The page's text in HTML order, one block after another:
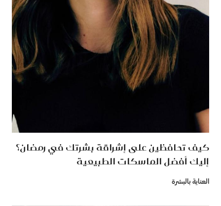
كيف تحافظين على إشراقة بشرتك في رمضان؟
إليك أفضل الماسكات الطبيعية
العناية بالبشرة